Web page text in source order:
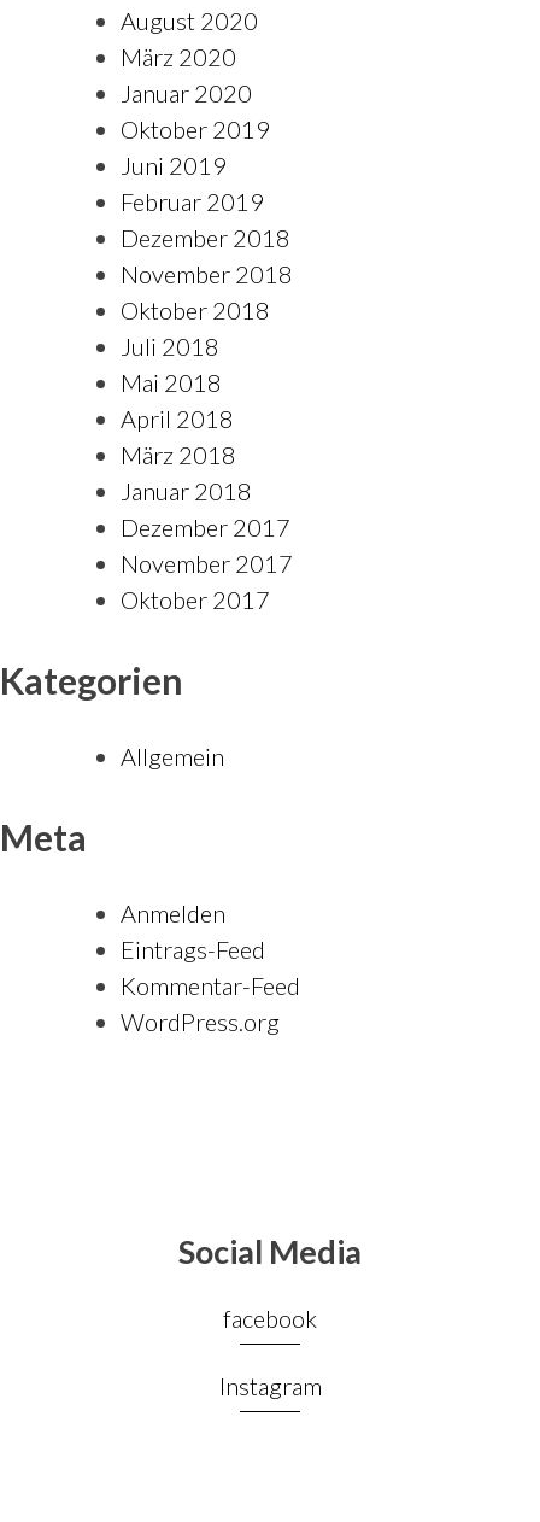
August 2020
März 2020
Januar 2020
Oktober 2019
Juni 2019
Februar 2019
Dezember 2018
November 2018
Oktober 2018
Juli 2018
Mai 2018
April 2018
März 2018
Januar 2018
Dezember 2017
November 2017
Oktober 2017
Kategorien
Allgemein
Meta
Anmelden
Eintrags-Feed
Kommentar-Feed
WordPress.org
Social Media
facebook
Instagram